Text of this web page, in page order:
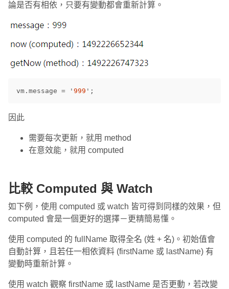
論是否有相依，只要有變動都會重新計算。
vm . message = ' 999 ' ;
因此
需要每次更新，就用 method
在意效能，就用 computed
比較 Computed 與 Watch
如下例，使用 computed 或 watch 皆可得到同樣的效果，但
computed 會是一個更好的選擇－更精簡易懂。
使用 computed 的 fullName 取得全名 (姓 + 名)。初始值會
自動計算，且若任一相依資料 (firstName 或 lastName) 有
變動時重新計算。
使用 watch 觀察 firstName 或 lastName 是否更動，若改變